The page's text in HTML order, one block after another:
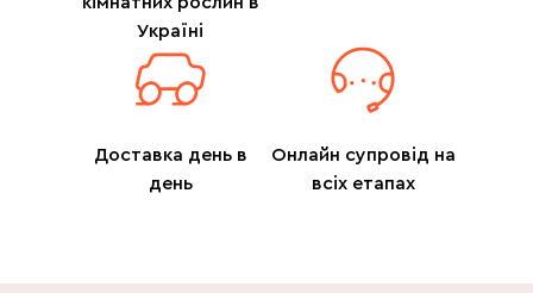
Україні
Доставка день в
день
Онлайн супровід на
всіх етапах